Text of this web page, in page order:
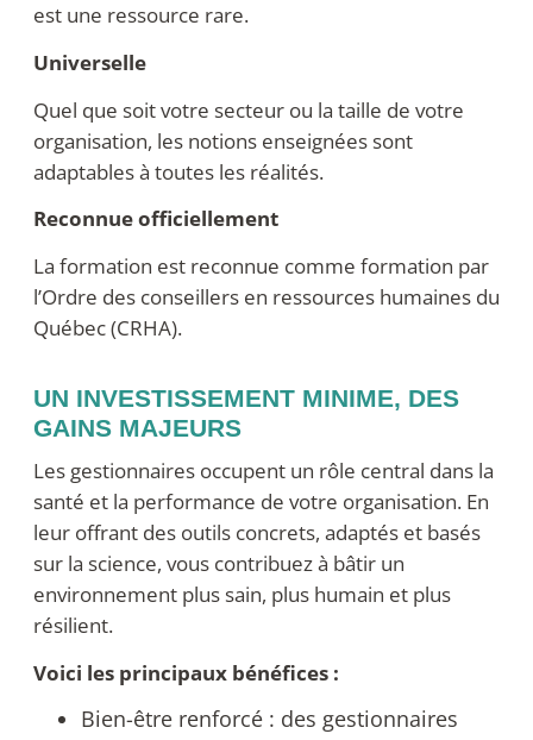
est une ressource rare.
Universelle
Quel que soit votre secteur ou la taille de votre
organisation, les notions enseignées sont
adaptables à toutes les réalités.
Reconnue officiellement
La formation est reconnue comme formation par
l’Ordre des conseillers en ressources humaines du
Québec (CRHA).
UN INVESTISSEMENT MINIME, DES
GAINS MAJEURS
Les gestionnaires occupent un rôle central dans la
santé et la performance de votre organisation. En
leur offrant des outils concrets, adaptés et basés
sur la science, vous contribuez à bâtir un
environnement plus sain, plus humain et plus
résilient.
Voici les principaux bénéfices :
Bien-être renforcé : des gestionnaires